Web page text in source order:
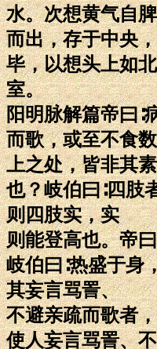
水。次想黄气自脾
而出，存于中央
毕，以想头上如
室。
阳明脉解篇帝曰∶
而歌，或至不食
上之处，皆非其
也？岐伯曰∶四肢
则四肢实，实
则能登高也。帝
岐伯曰∶热盛于身
其妄言骂詈、
不避亲疏而歌者
使人妄言骂詈、